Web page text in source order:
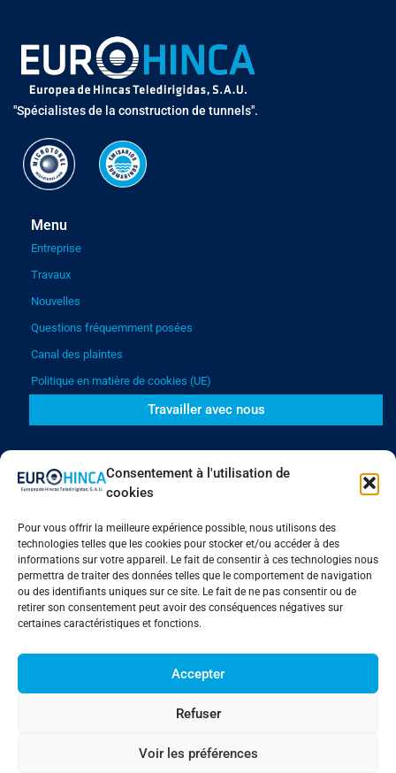
Consentement à l'utilisation de
cookies
Pour vous offrir la meilleure expérience possible, nous utilisons des
technologies telles que les cookies pour stocker et/ou accéder à des
informations sur votre appareil. Le fait de consentir à ces technologies nous
permettra de traiter des données telles que le comportement de navigation
ou des identifiants uniques sur ce site. Le fait de ne pas consentir ou de
retirer son consentement peut avoir des conséquences négatives sur
certaines caractéristiques et fonctions.
Accepter
Refuser
Voir les préférences
"Spécialistes de la construction de tunnels".
Menu
Entreprise
Travaux
Nouvelles
Questions fréquemment posées
Canal des plaintes
Politique en matière de cookies (UE)
Travailler avec nous
Catalogue général Eurohinca
Résumé des travaux réalisés par Eurohinca
Portail des employés
Mon compte
Contact
C/Calidad, 20 P.I. Los Olivos Getafe, Madrid, Espagne
Avis juridique
Politique en matière de cookies
Politique de confidentialitéASH Web Development